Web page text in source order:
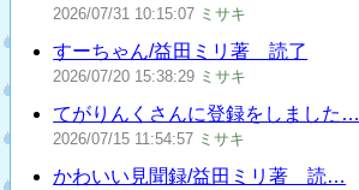
2026/07/31 10:15:07 ミサキ
すーちゃん/益田ミリ著 読了
2026/07/20 15:38:29 ミサキ
てがりんくさんに登録をしました…
2026/07/15 11:54:57 ミサキ
かわいい見聞録/益田ミリ著 読…